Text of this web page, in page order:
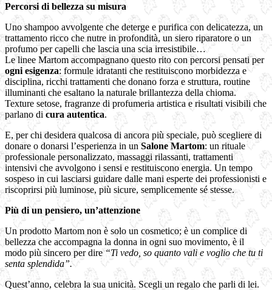
Percorsi di bellezza su misura
Uno shampoo avvolgente che deterge e purifica con delicatezza, un
trattamento ricco che nutre in profondità, un siero riparatore o un
profumo per capelli che lascia una scia irresistibile…
Le linee Martom accompagnano questo rito con percorsi pensati per
ogni esigenza: formule idratanti che restituiscono morbidezza e
disciplina, ricchi trattamenti che donano forza e struttura, routine
illuminanti che esaltano la naturale brillantezza della chioma.
Texture setose, fragranze di profumeria artistica e risultati visibili che
parlano di cura autentica.
E, per chi desidera qualcosa di ancora più speciale, può scegliere di
donare o donarsi l’esperienza in un Salone Martom: un rituale
professionale personalizzato, massaggi rilassanti, trattamenti
intensivi che avvolgono i sensi e restituiscono energia. Un tempo
sospeso in cui lasciarsi guidare dalle mani esperte dei professionisti e
riscoprirsi più luminose, più sicure, semplicemente sé stesse.
Più di un pensiero, un’attenzione
Un prodotto Martom non è solo un cosmetico; è un complice di
bellezza che accompagna la donna in ogni suo movimento, è il
modo più sincero per dire“Ti vedo, so quanto vali e voglio che tu ti
senta splendida”.
Quest’anno, celebra la sua unicità. Scegli un regalo che parli di lei.